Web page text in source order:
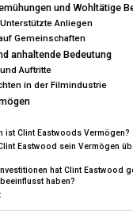
und Wohltätige
Anliegen
Gemeinschaften
anhaltende Bedeutung
Auftritte
in der Filmindustrie
ist Clint Eastwoods Vermögen?
Eastwood sein Vermögen
hat Clint Eastwood
haben?